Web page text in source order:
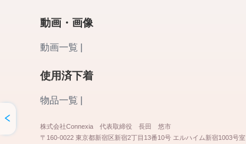
動画・画像
動画一覧 |
使用済下着
物品一覧 |
株式会社Connexia 代表取締役 長田 悠市
〒160-0022 東京都新宿区新宿2丁目13番10号 エルハイム新宿1003号室